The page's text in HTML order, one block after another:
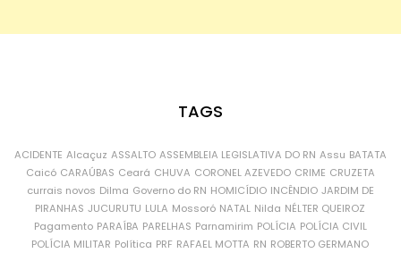
TAGS
ACIDENTE Alcaçuz ASSALTO ASSEMBLEIA LEGISLATIVA DO RN Assu BATATA
Caicó CARAÚBAS Ceará CHUVA CORONEL AZEVEDO CRIME CRUZETA
currais novos Dilma Governo do RN HOMICÍDIO INCÊNDIO JARDIM DE
PIRANHAS JUCURUTU LULA Mossoró NATAL Nilda NÉLTER QUEIROZ
Pagamento PARAÍBA PARELHAS Parnamirim POLÍCIA POLÍCIA CIVIL
POLÍCIA MILITAR Política PRF RAFAEL MOTTA RN ROBERTO GERMANO